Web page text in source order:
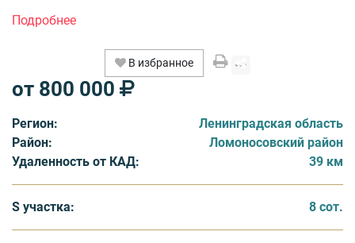
– 15кВт, качественно заасфальтированные дороги.
Уникальность поселка «Сочи» заключается в его
концепции – жизнь в стиле Eco Sport. Помимо чистого
коммуникаций и месторасположения, КП «Сочи» – это
мотивация для здорового образа жизни. На
территории поселка авторы проекта предусмотрели
возведение детской и спортивной площадок для
разных видов спорта:
В избранное
от 800 000
Регион:
Ленинградская область
Район:
Ломоносовский район
Удаленность от КАД:
39 км
S участка: 8 сот.